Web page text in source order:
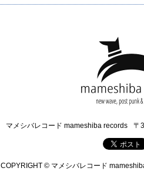
マメシバレコード mameshiba records 〒
COPYRIGHT © マメシバレコード